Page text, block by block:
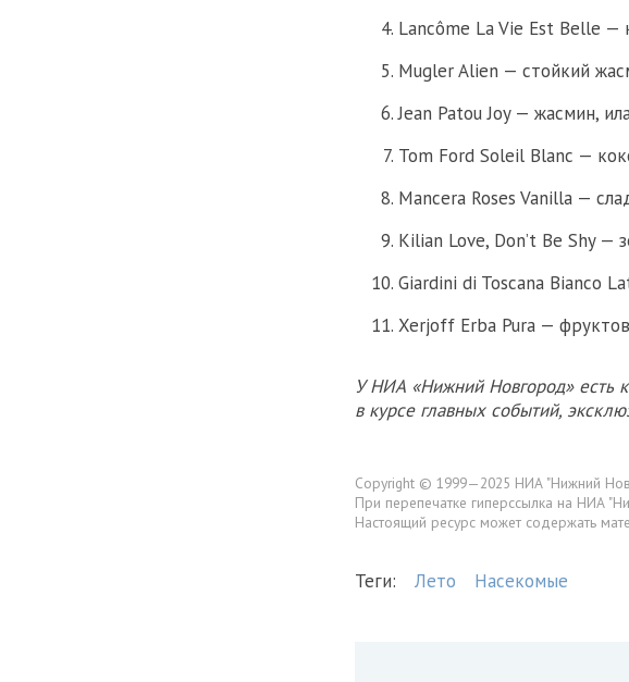
Lancôme La Vie Est Belle —
Mugler Alien — стойкий
Jean Patou Joy — жасмин,
Tom Ford Soleil Blanc —
Mancera Roses Vanilla —
Kilian Love, Don’t Be Shy —
Giardini di Toscana Bianco
Xerjoff Erba Pura —
У НИА «Нижний Новгород» есть
в курсе главных событий,
Copyright © 1999—2025 НИА "Нижний
При перепечатке гиперссылка на НИА
Настоящий ресурс может содержать
Теги: Лето Насекомые